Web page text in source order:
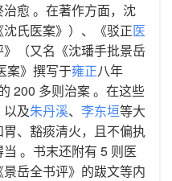
愈 。​ 在著作方面，沈
氏医案》）、《驳正医
》（又名《沈璠手批景岳
案》撰写于雍正八年
200 多则治案 。在这些
及朱丹溪、 李东垣等大
、豁痰清火，且不偏执
。书末还附有 5 则医
岳全书评》的跋文等内